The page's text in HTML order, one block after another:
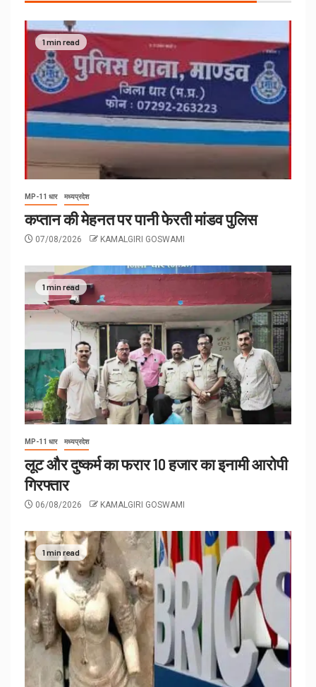
1 min read
MP-11 धार मध्यप्रदेश
कप्तान की मेहनत पर पानी फेरती मांडव पुलिस
07/08/2026 KAMALGIRI GOSWAMI
1 min read
MP-11 धार मध्यप्रदेश
लूट और दुष्कर्म का फरार 10 हजार का इनामी आरोपी
गिरफ्तार
06/08/2026 KAMALGIRI GOSWAMI
1 min read